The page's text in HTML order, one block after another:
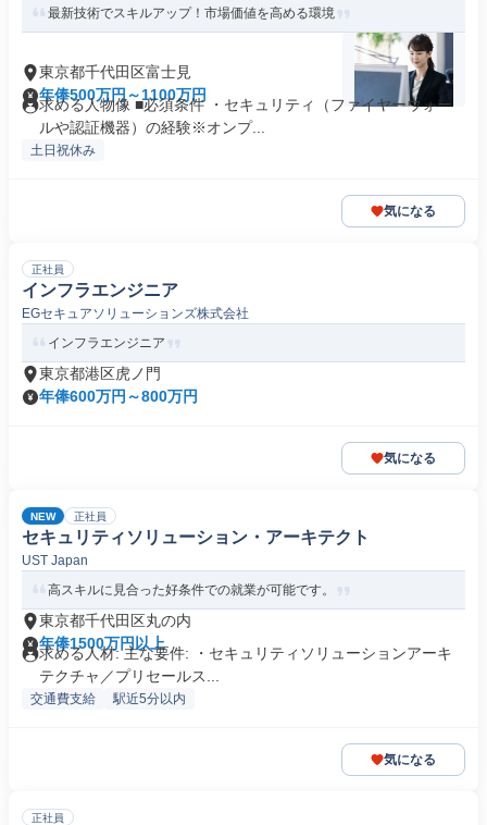
最新技術でスキルアップ！市場価値を高める環境
東京都千代田区富士見
年俸500万円～1100万円
求める人物像 ■必須条件 ・セキュリティ（ファイヤーウォー
ルや認証機器）の経験※オンプ...
土日祝休み
気になる
正社員
インフラエンジニア
EGセキュアソリューションズ株式会社
インフラエンジニア
東京都港区虎ノ門
年俸600万円～800万円
気になる
NEW 正社員
セキュリティソリューション・アーキテクト
UST Japan
高スキルに見合った好条件での就業が可能です。
東京都千代田区丸の内
年俸1500万円以上
求める人材: 主な要件: ・セキュリティソリューションアーキ
テクチャ／プリセールス...
交通費支給 駅近5分以内
気になる
正社員